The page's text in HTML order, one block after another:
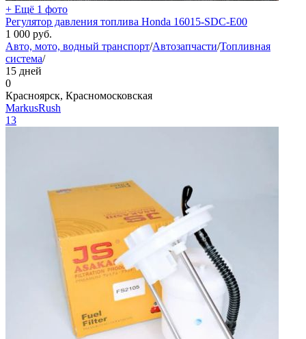
+ Ещё 1 фото
Регулятор давления топлива Honda 16015-SDC-E00
1 000 руб.
Авто, мото, водный транспорт/Автозапчасти/Топливная
система/
15 дней
0
Красноярск, Красномосковская
MarkusRush
13